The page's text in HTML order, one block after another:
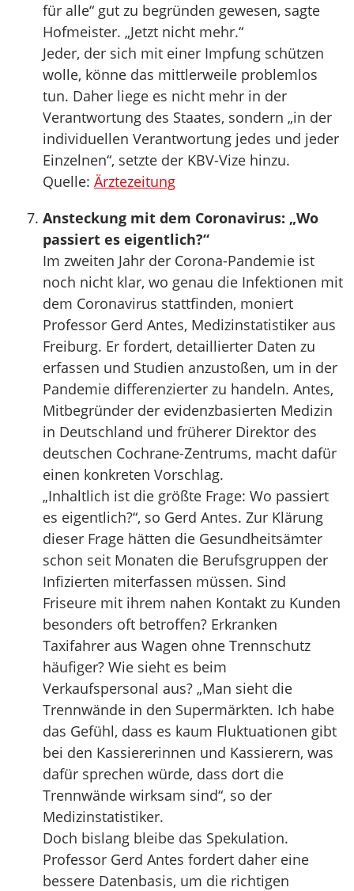
für alle“ gut zu begründen gewesen, sagte
Hofmeister. „Jetzt nicht mehr.“
Jeder, der sich mit einer Impfung schützen
wolle, könne das mittlerweile problemlos
tun. Daher liege es nicht mehr in der
Verantwortung des Staates, sondern „in der
individuellen Verantwortung jedes und jeder
Einzelnen“, setzte der KBV-Vize hinzu.
Quelle: Ärztezeitung
Ansteckung mit dem Coronavirus: „Wo
passiert es eigentlich?“
Im zweiten Jahr der Corona-Pandemie ist
noch nicht klar, wo genau die Infektionen mit
dem Coronavirus stattfinden, moniert
Professor Gerd Antes, Medizinstatistiker aus
Freiburg. Er fordert, detaillierter Daten zu
erfassen und Studien anzustoßen, um in der
Pandemie differenzierter zu handeln. Antes,
Mitbegründer der evidenzbasierten Medizin
in Deutschland und früherer Direktor des
deutschen Cochrane-Zentrums, macht dafür
einen konkreten Vorschlag.
„Inhaltlich ist die größte Frage: Wo passiert
es eigentlich?“, so Gerd Antes. Zur Klärung
dieser Frage hätten die Gesundheitsämter
schon seit Monaten die Berufsgruppen der
Infizierten miterfassen müssen. Sind
Friseure mit ihrem nahen Kontakt zu Kunden
besonders oft betroffen? Erkranken
Taxifahrer aus Wagen ohne Trennschutz
häufiger? Wie sieht es beim
Verkaufspersonal aus? „Man sieht die
Trennwände in den Supermärkten. Ich habe
das Gefühl, dass es kaum Fluktuationen gibt
bei den Kassiererinnen und Kassierern, was
dafür sprechen würde, dass dort die
Trennwände wirksam sind“, so der
Medizinstatistiker.
Doch bislang bleibe das Spekulation.
Professor Gerd Antes fordert daher eine
bessere Datenbasis, um die richtigen